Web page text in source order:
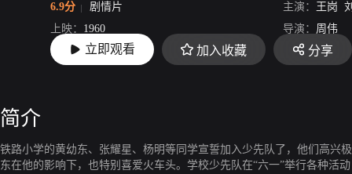
6.9分
剧情片 主演： 王岗
上映： 1960 导演： 周伟
片长： 71分41秒
立即观看 加入收藏 分享
简介
铁路小学的黄幼东、张耀星、杨明等同学宣誓加入少先队了，他们高兴
东在他的影响下，也特别喜爱火车头。学校少先队在“六一”举行各种活